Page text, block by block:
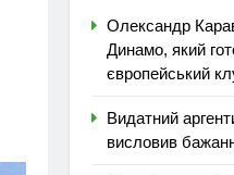
Олександр
Динамо, який
європейський
Видатний
висловив